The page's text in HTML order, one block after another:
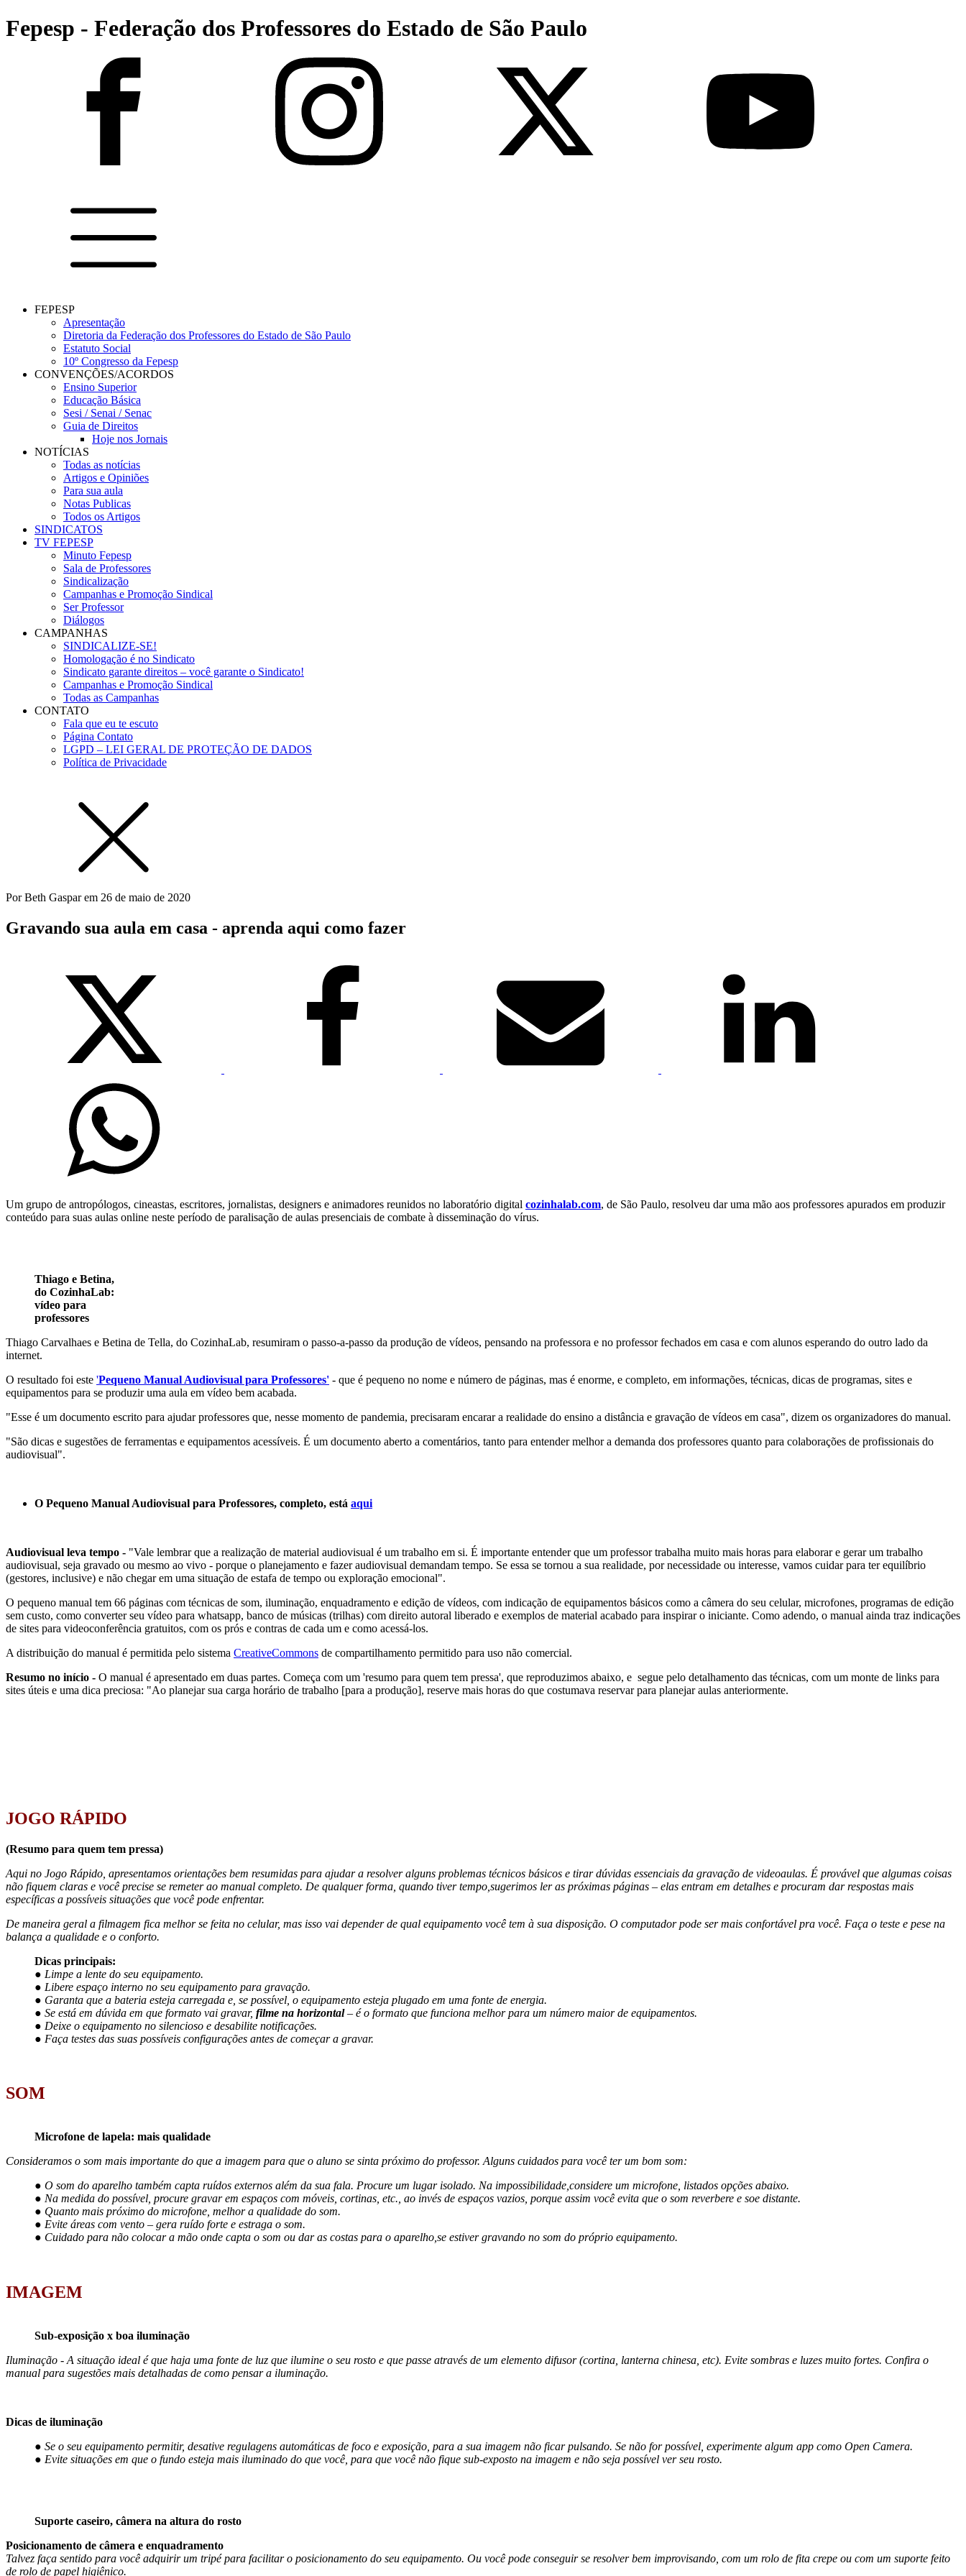
Fepesp - Federação dos Professores do Estado de São Paulo
FEPESP
Apresentação
Diretoria da Federação dos Professores do Estado de São Paulo
Estatuto Social
10º Congresso da Fepesp
CONVENÇÕES/ACORDOS
Ensino Superior
Educação Básica
Sesi / Senai / Senac
Guia de Direitos
Hoje nos Jornais
NOTÍCIAS
Todas as notícias
Artigos e Opiniões
Para sua aula
Notas Publicas
Todos os Artigos
SINDICATOS
TV FEPESP
Minuto Fepesp
Sala de Professores
Sindicalização
Campanhas e Promoção Sindical
Ser Professor
Diálogos
CAMPANHAS
SINDICALIZE-SE!
Homologação é no Sindicato
Sindicato garante direitos – você garante o Sindicato!
Campanhas e Promoção Sindical
Todas as Campanhas
CONTATO
Fala que eu te escuto
Página Contato
LGPD – LEI GERAL DE PROTEÇÃO DE DADOS
Política de Privacidade
PorBeth Gasparem 26 de maio de 2020
Gravando sua aula em casa - aprenda aqui como fazer
Um grupo de antropólogos, cineastas, escritores, jornalistas, designers e animadores reunidos no laboratório digital cozinhalab.com, de São Paulo, resolveu dar uma mão aos professores apurados em produzir
conteúdo para suas aulas online neste período de paralisação de aulas presenciais de combate à disseminação do vírus.
Thiago e Betina,
do CozinhaLab:
vídeo para
professores
Thiago Carvalhaes e Betina de Tella, do CozinhaLab, resumiram o passo-a-passo da produção de vídeos, pensando na professora e no professor fechados em casa e com alunos esperando do outro lado da
internet.
O resultado foi este 'Pequeno Manual Audiovisual para Professores' - que é pequeno no nome e número de páginas, mas é enorme, e completo, em informações, técnicas, dicas de programas, sites e
equipamentos para se produzir uma aula em vídeo bem acabada.
"Esse é um documento escrito para ajudar professores que, nesse momento de pandemia, precisaram encarar a realidade do ensino a distância e gravação de vídeos em casa", dizem os organizadores do manual.
"São dicas e sugestões de ferramentas e equipamentos acessíveis. É um documento aberto a comentários, tanto para entender melhor a demanda dos professores quanto para colaborações de profissionais do
audiovisual".
O Pequeno Manual Audiovisual para Professores, completo, está aqui
Audiovisual leva tempo - "Vale lembrar que a realização de material audiovisual é um trabalho em si. É importante entender que um professor trabalha muito mais horas para elaborar e gerar um trabalho
audiovisual, seja gravado ou mesmo ao vivo - porque o planejamento e fazer audiovisual demandam tempo. Se essa se tornou a sua realidade, por necessidade ou interesse, vamos cuidar para ter equilíbrio
(gestores, inclusive) e não chegar em uma situação de estafa de tempo ou exploração emocional".
O pequeno manual tem 66 páginas com técnicas de som, iluminação, enquadramento e edição de vídeos, com indicação de equipamentos básicos como a câmera do seu celular, microfones, programas de edição
sem custo, como converter seu vídeo para whatsapp, banco de músicas (trilhas) com direito autoral liberado e exemplos de material acabado para inspirar o iniciante. Como adendo, o manual ainda traz indicações
de sites para videoconferência gratuitos, com os prós e contras de cada um e como acessá-los.
A distribuição do manual é permitida pelo sistema CreativeCommons de compartilhamento permitido para uso não comercial.
Resumo no início - O manual é apresentado em duas partes. Começa com um 'resumo para quem tem pressa', que reproduzimos abaixo, e segue pelo detalhamento das técnicas, com um monte de links para
sites úteis e uma dica preciosa: "Ao planejar sua carga horário de trabalho [para a produção], reserve mais horas do que costumava reservar para planejar aulas anteriormente.
JOGO RÁPIDO
(Resumo para quem tem pressa)
Aqui no Jogo Rápido, apresentamos orientações bem resumidas para ajudar a resolver alguns problemas técnicos básicos e tirar dúvidas essenciais da gravação de videoaulas. É provável que algumas coisas
não fiquem claras e você precise se remeter ao manual completo. De qualquer forma, quando tiver tempo,sugerimos ler as próximas páginas – elas entram em detalhes e procuram dar respostas mais
específicas a possíveis situações que você pode enfrentar.
De maneira geral a filmagem fica melhor se feita no celular, mas isso vai depender de qual equipamento você tem à sua disposição. O computador pode ser mais confortável pra você. Faça o teste e pese na
balança a qualidade e o conforto.
Dicas principais:
● Limpe a lente do seu equipamento.
● Libere espaço interno no seu equipamento para gravação.
● Garanta que a bateria esteja carregada e, se possível, o equipamento esteja plugado em uma fonte de energia.
● Se está em dúvida em que formato vai gravar, filme na horizontal– é o formato que funciona melhor para um número maior de equipamentos.
● Deixe o equipamento no silencioso e desabilite notificações.
● Faça testes das suas possíveis configurações antes de começar a gravar.
SOM
Microfone de lapela: mais qualidade
Consideramos o som mais importante do que a imagem para que o aluno se sinta próximo do professor. Alguns cuidados para você ter um bom som:
● O som do aparelho também capta ruídos externos além da sua fala. Procure um lugar isolado. Na impossibilidade,considere um microfone, listados opções abaixo.
● Na medida do possível, procure gravar em espaços com móveis, cortinas, etc., ao invés de espaços vazios, porque assim você evita que o som reverbere e soe distante.
● Quanto mais próximo do microfone, melhor a qualidade do som.
● Evite áreas com vento – gera ruído forte e estraga o som.
● Cuidado para não colocar a mão onde capta o som ou dar as costas para o aparelho,se estiver gravando no som do próprio equipamento.
IMAGEM
Sub-exposição x boa iluminação
Iluminação - A situação ideal é que haja uma fonte de luz que ilumine o seu rosto e que passe através de um elemento difusor (cortina, lanterna chinesa, etc). Evite sombras e luzes muito fortes. Confira o
manual para sugestões mais detalhadas de como pensar a iluminação.
Dicas de iluminação
● Se o seu equipamento permitir, desative regulagens automáticas de foco e exposição, para a sua imagem não ficar pulsando. Se não for possível, experimente algum app como Open Camera.
● Evite situações em que o fundo esteja mais iluminado do que você, para que você não fique sub-exposto na imagem e não seja possível ver seu rosto.
Suporte caseiro, câmera na altura do rosto
Posicionamento de câmera e enquadramento
Talvez faça sentido para você adquirir um tripé para facilitar o posicionamento do seu equipamento. Ou você pode conseguir se resolver bem improvisando, com um rolo de fita crepe ou com um suporte feito
de rolo de papel higiênico.